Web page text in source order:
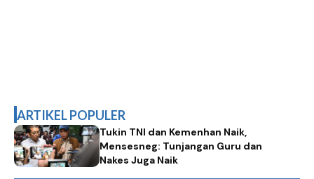
ARTIKEL POPULER
Tukin TNI dan Kemenhan Naik,
Mensesneg: Tunjangan Guru dan
Nakes Juga Naik